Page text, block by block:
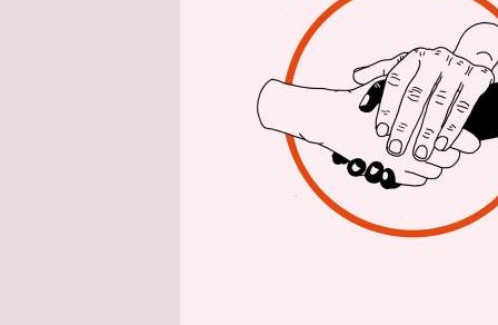
Max
habe kein
klar, dass
würden.
der
sprechen.
Verhält